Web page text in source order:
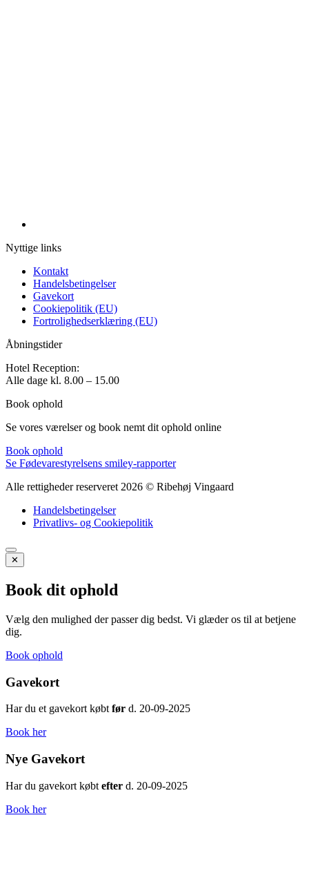
Nyttige links
Kontakt
Handelsbetingelser
Gavekort
Cookiepolitik (EU)
Fortrolighedserklæring (EU)
Åbningstider
Hotel Reception:
Alle dage kl. 8.00 – 15.00
Book ophold
Se vores værelser og book nemt dit ophold online
Book ophold
Se Fødevarestyrelsens smiley-rapporter
Alle rettigheder reserveret 2026 © Ribehøj Vingaard
Handelsbetingelser
Privatlivs- og Cookiepolitik
✕
Book dit ophold
Vælg den mulighed der passer dig bedst. Vi glæder os til at betjene
dig.
Book ophold
Gavekort
Har du et gavekort købt før d. 20-09-2025
Book her
Nye Gavekort
Har du gavekort købt efter d. 20-09-2025
Book her